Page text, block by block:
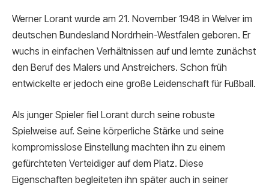
Werner Lorant wurde am 21. November 1948 in Welver im
deutschen Bundesland Nordrhein-Westfalen geboren. Er
wuchs in einfachen Verhältnissen auf und lernte zunächst
den Beruf des Malers und Anstreichers. Schon früh
entwickelte er jedoch eine große Leidenschaft für Fußball.
Als junger Spieler fiel Lorant durch seine robuste
Spielweise auf. Seine körperliche Stärke und seine
kompromisslose Einstellung machten ihn zu einem
gefürchteten Verteidiger auf dem Platz. Diese
Eigenschaften begleiteten ihn später auch in seiner